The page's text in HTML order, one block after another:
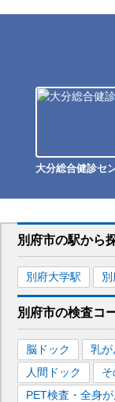
大分総合健診セ
別府市の駅から
別府大学駅
別府市の検査コ
脳ドック 乳が
人間ドック
PET検査・全身